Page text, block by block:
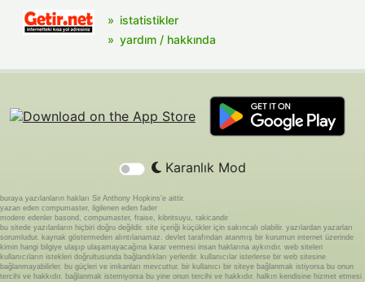
istatistikler
yardım / hakkında
Karanlık Mod
buraya yazılanların hakları Sir Anthony Hopkins'e aittir.
yazan eden compumaster, ilgilenen eden fader
modere edenler basond, compumaster, fraise, kibritsuyu, rakicandir
bu sitede yazılanların hiçbiri doğru değildir. site içeriği küçükler için sakıncalı olabilir. yazılardan yazarları
sorumludur. kaynak göstermeden alıntılanamaz. devlet tarafından atanmış bir kurumun internet üzerinde
kimin hangi bilgiye ulaşıp ulaşamayacağına karar vermesi insan haklarına aykırıdır. web siteleri
kullanıcıların istekleri doğrultusunda bağlandıkları yerlerdir. kullanıcılar isterlerse bir web sitesine
bağlanmayabilirler. bu güçleri ve imkanları mevcuttur. bir kullanıcı bir siteye bağlanmak istiyorsa bu onun
tercihi ve hakkıdır. bağlanmak istemiyorsa bu yine onun tercihi ve hakkıdır. halkın kendisine hizmet etmesi